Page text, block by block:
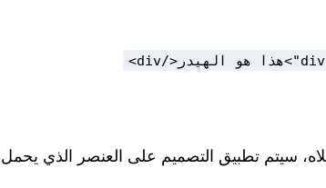
سيتم تطبيق التصميم على العنصر الذي